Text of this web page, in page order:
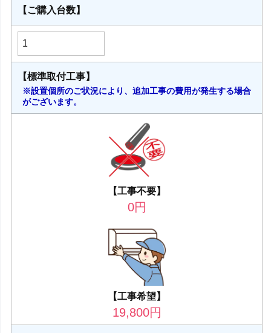
【ご購入台数】
【標準取付工事】
※設置個所のご状況により、追加工事の費用が発生する場合
がございます。
【工事不要】
0円
【工事希望】
19,800円